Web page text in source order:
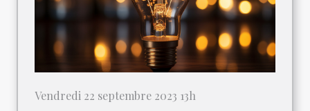
Vendredi 22 septembre 2023 13h